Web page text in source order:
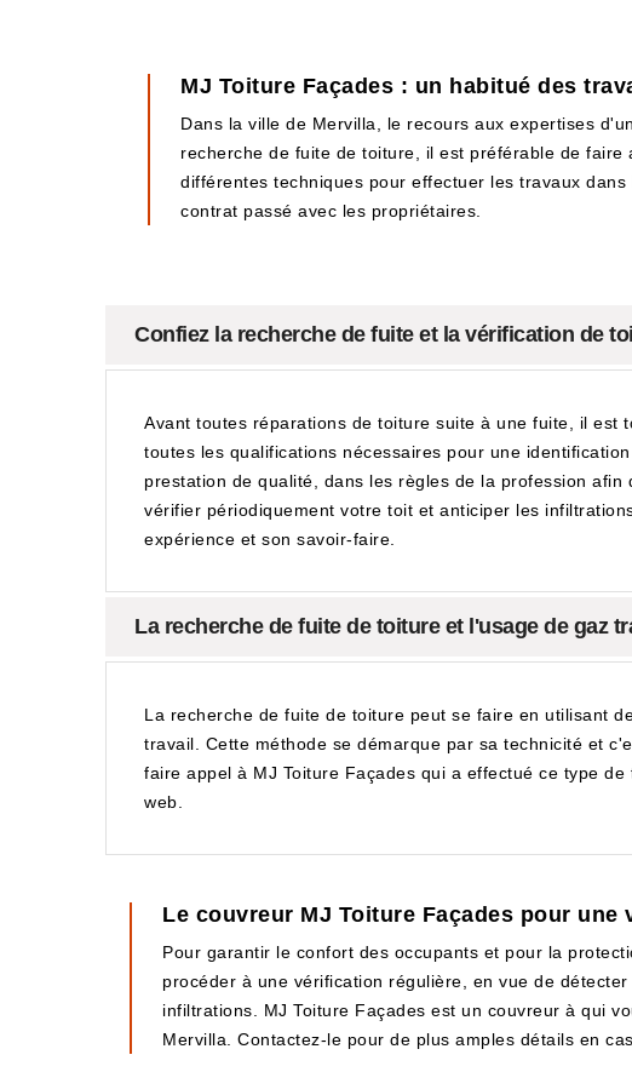
MJ Toiture Façades : un habitué des
Dans la ville de Mervilla, le recours aux expertises
recherche de fuite de toiture, il est préférable de
différentes techniques pour effectuer les travaux
contrat passé avec les propriétaires.
Confiez la recherche de fuite et la vérification de
Avant toutes réparations de toiture suite à une fuite, il est
toutes les qualifications nécessaires pour une
prestation de qualité, dans les règles de la profession
vérifier périodiquement votre toit et anticiper les
expérience et son savoir-faire.
La recherche de fuite de toiture et l'usage de gaz
La recherche de fuite de toiture peut se faire en utilisant
travail. Cette méthode se démarque par sa technicité et
faire appel à MJ Toiture Façades qui a effectué ce type
web.
Le couvreur MJ Toiture Façades pour
Pour garantir le confort des occupants et pour la
procéder à une vérification régulière, en vue de
infiltrations. MJ Toiture Façades est un couvreur à qui
Mervilla. Contactez-le pour de plus amples détails en